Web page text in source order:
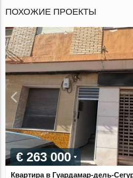
ПОХОЖИЕ ПРОЕКТЫ
€ 263 000
Квартира в Гуардамар-дель-